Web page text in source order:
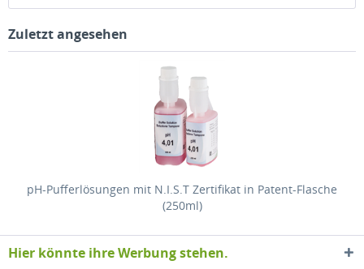
Zuletzt angesehen
pH-Pufferlösungen mit N.I.S.T Zertifikat in Patent-Flasche
(250ml)
Hier könnte ihre Werbung stehen.